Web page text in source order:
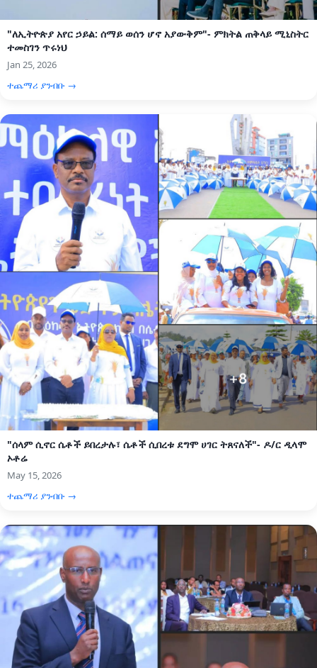
"ለኢትዮጵያ አየር ኃይል: ሰማይ ወሰን ሆኖ አያውቅም"- ምክትል ጠቅላይ ሚኒስትር
ተመስገን ጥሩነህ
Jan 25, 2026
ተጨማሪ ያንብቡ →
"ሰላም ሲኖር ሴቶች ይበረታሉ፣ ሴቶች ሲበረቱ ደግሞ ሀገር ትጸናለች"- ዶ/ር ዲላሞ
ኦቶሬ
May 15, 2026
ተጨማሪ ያንብቡ →